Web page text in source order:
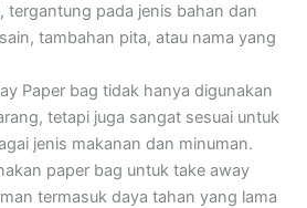
tergantung pada jenis bahan dan
tambahan pita, atau nama yang
Paper bag tidak hanya digunakan
tetapi juga sangat sesuai untuk
jenis makanan dan minuman.
paper bag untuk take away
termasuk daya tahan yang lama